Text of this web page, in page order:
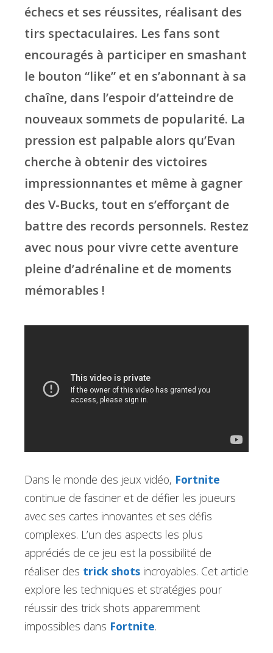
échecs et ses réussites, réalisant des
tirs spectaculaires. Les fans sont
encouragés à participer en smashant
le bouton “like” et en s’abonnant à sa
chaîne, dans l’espoir d’atteindre de
nouveaux sommets de popularité. La
pression est palpable alors qu’Evan
cherche à obtenir des victoires
impressionnantes et même à gagner
des V-Bucks, tout en s’efforçant de
battre des records personnels. Restez
avec nous pour vivre cette aventure
pleine d’adrénaline et de moments
mémorables !
Dans le monde des jeux vidéo, Fortnite
continue de fasciner et de défier les joueurs
avec ses cartes innovantes et ses défis
complexes. L’un des aspects les plus
appréciés de ce jeu est la possibilité de
réaliser des trick shots incroyables. Cet article
explore les techniques et stratégies pour
réussir des trick shots apparemment
impossibles dans Fortnite.